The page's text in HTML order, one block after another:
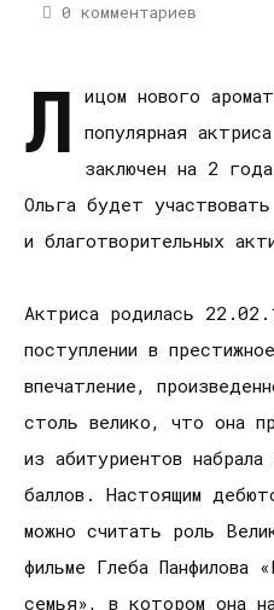
0 комментариев
Л ицом нового
популярная
заключен на 2
Ольга будет
и благотворительных
Актриса родилась
поступлении в
впечатление,
столь велико, что она
из абитуриентов набрала
баллов. Настоящим
можно считать роль
фильме Глеба Панфилова
семья», в котором она